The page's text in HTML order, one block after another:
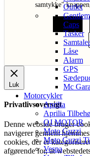
Outlet
Caps
Tasker
Låse
Alarm
GPS
Mc
Motorcykler
Aprilia
Aprilia
QJ MOTOR
Moto Guzzi
Moto Guzzi
Vespa
samtykke"
Acceptér
Luk
Privatlivsoversigt
Denne webside bruger
navigerer gennem
cookies, der er
afgørende for, at